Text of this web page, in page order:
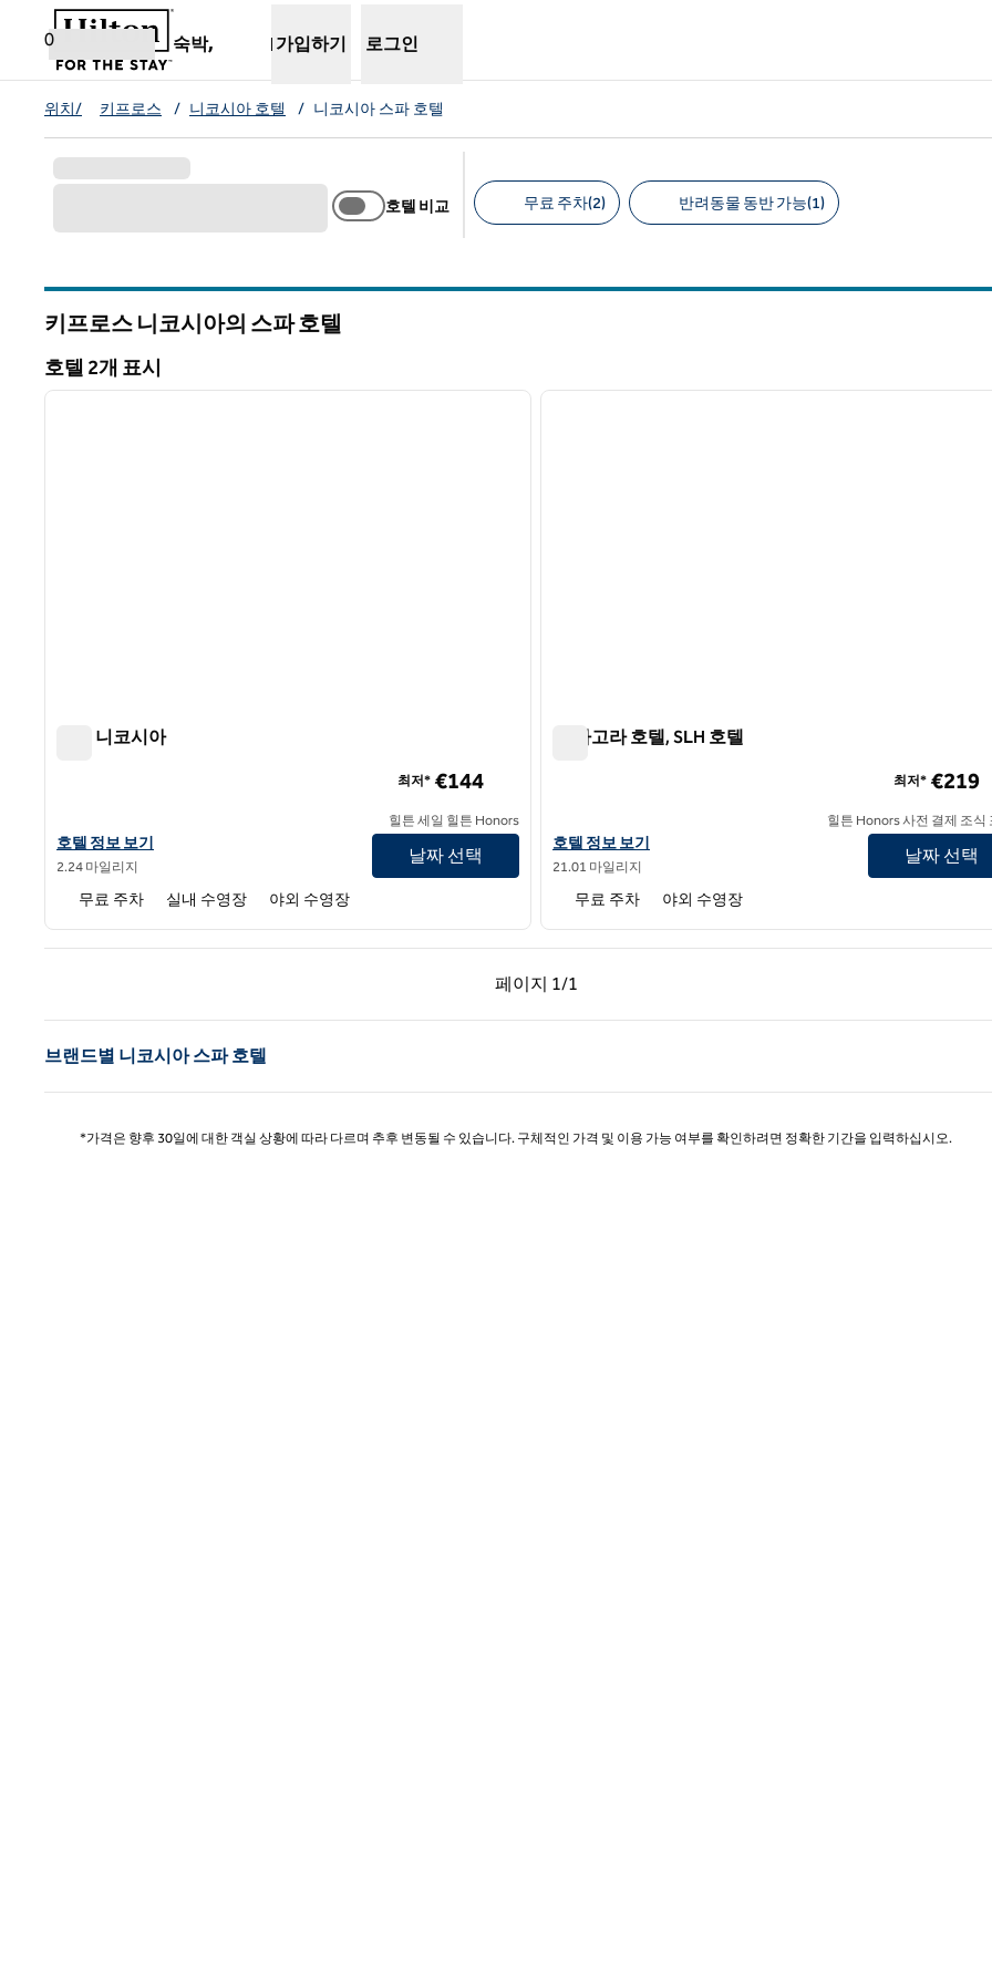
콘텐츠로 이동
0
숙박,
새 탭 열림
가입하기 로그인
위치/ 키프로스 / 니코시아 호텔 / 니코시아 스파 호텔
호텔 비교 무료 주차(2) 반려동물 동반 가능(1)
키프로스 니코시아의 스파 호텔
호텔 2개 표시
호텔 2개 표시
1/12
다음 이미지
힐튼 니코시아
힐튼 니코시아의 호텔 정보 보기
호텔 정보 보기
2.24 마일리지
최저* €144
힐튼 세일 힐튼 Honors
날짜 선택
무료 주차 실내 수영장 야외 수영장
1/8
더 아고라 호텔, SLH 호텔
SLH 호텔 아고라 호텔의 호텔 정보 보기
호텔 정보 보기
21.01 마일리지
최저* €219
힐튼 Honors 사전 결제 조식
날짜 선택
무료 주차 야외 수영장
페이지 1/1
이전 페이지, 1/1
페이지 1/1
브랜드별 니코시아 스파 호텔
*가격은 향후 30일에 대한 객실 상황에 따라 다르며 추후 변동될 수 있습니다. 구체적인 가격 및 이용 가능 여부를 확인하려면 정확한 기간을 입력하십시오.